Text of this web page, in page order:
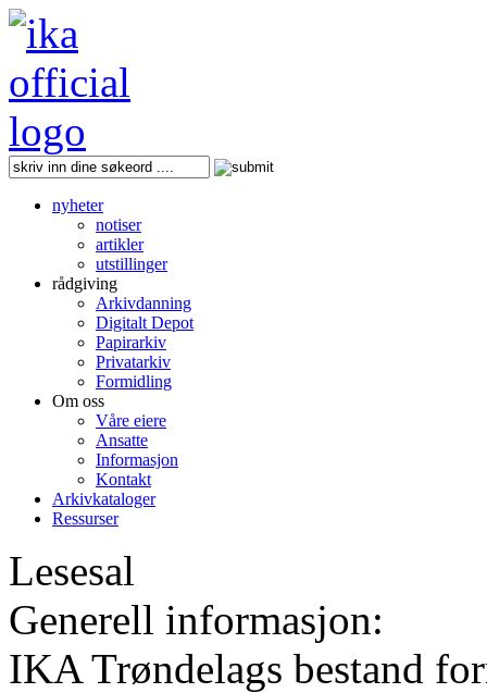
nyheter
notiser
artikler
utstillinger
rådgiving
Arkivdanning
Digitalt Depot
Papirarkiv
Privatarkiv
Formidling
Om oss
Våre eiere
Ansatte
Informasjon
Kontakt
Arkivkataloger
Ressurser
Lesesal
Generell informasjon:
IKA Trøndelags bestand